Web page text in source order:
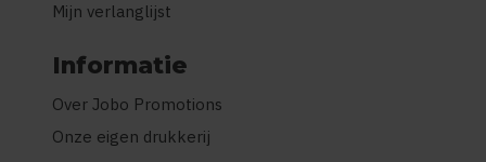
Mijn verlanglijst
Informatie
Over Jobo Promotions
Onze eigen drukkerij